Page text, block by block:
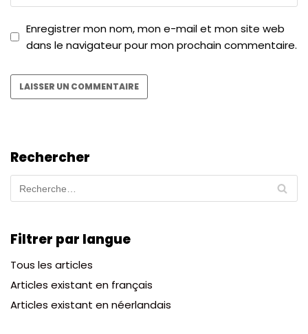
Enregistrer mon nom, mon e-mail et mon site web
dans le navigateur pour mon prochain commentaire.
Rechercher
Filtrer par langue
Tous les articles
Articles existant en français
Articles existant en néerlandais